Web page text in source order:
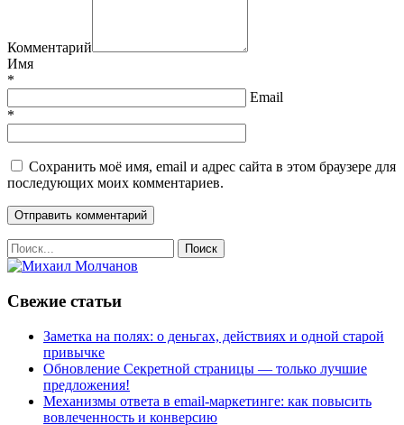
Комментарий
Имя
*
Email
*
Сохранить моё имя, email и адрес сайта в этом браузере для
последующих моих комментариев.
Свежие статьи
Заметка на полях: о деньгах, действиях и одной старой
привычке
Обновление Секретной страницы — только лучшие
предложения!
Механизмы ответа в email-маркетинге: как повысить
вовлеченность и конверсию